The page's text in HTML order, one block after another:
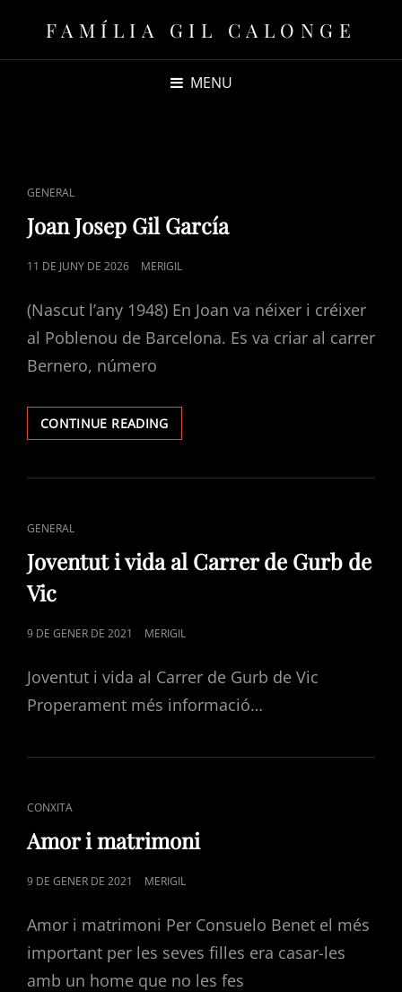
FAMÍLIA GIL CALONGE
MENU
GENERAL
Joan Josep Gil García
11 DE JUNY DE 2026 MERIGIL
(Nascut l’any 1948) En Joan va néixer i créixer
al Poblenou de Barcelona. Es va criar al carrer
Bernero, número
CONTINUE READING
GENERAL
Joventut i vida al Carrer de Gurb de
Vic
9 DE GENER DE 2021 MERIGIL
Joventut i vida al Carrer de Gurb de Vic
Properament més informació…
CONXITA
Amor i matrimoni
9 DE GENER DE 2021 MERIGIL
Amor i matrimoni Per Consuelo Benet el més
important per les seves filles era casar-les
amb un home que no les fes